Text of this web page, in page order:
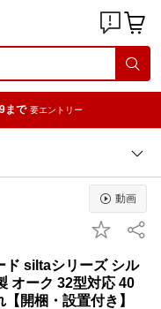
まで 要エントリー
動画
ド siltaシリーズ シル
オーク 32型対応 40
開梱・設置付き】